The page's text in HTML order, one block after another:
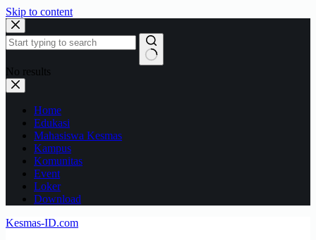
Skip to content
No results
Home
Edukasi
Mahasiswa Kesmas
Kampus
Komunitas
Event
Loker
Download
Kesmas-ID.com